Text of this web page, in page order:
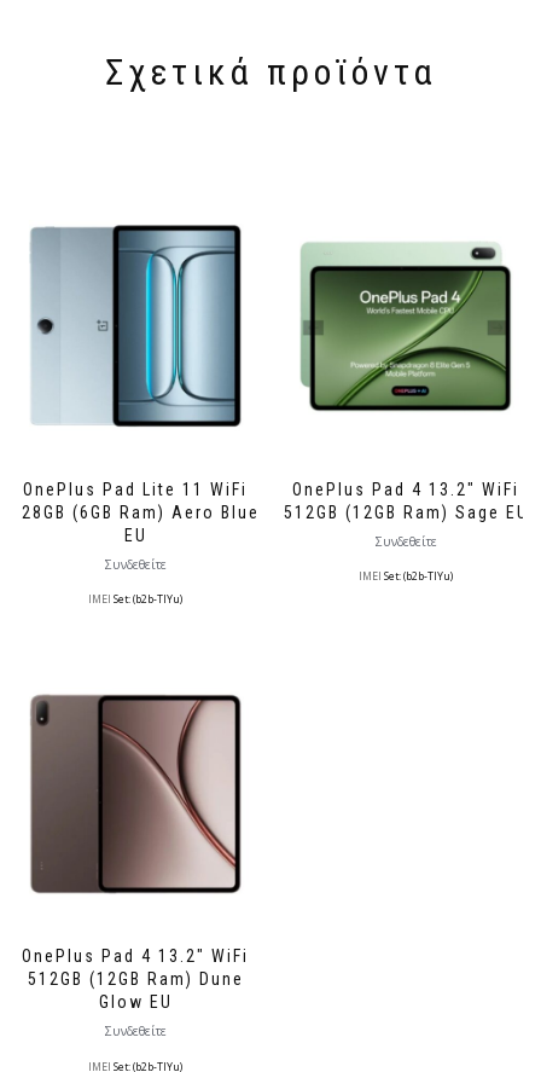
Σχετικά προϊόντα
OnePlus Pad Lite 11 WiFi
128GB (6GB Ram) Aero Blue
EU
Συνδεθείτε
IMEI Set: (b2b-TlYu)
OnePlus Pad 4 13.2″ WiFi
512GB (12GB Ram) Sage EU
Συνδεθείτε
IMEI Set: (b2b-TlYu)
OnePlus Pad 4 13.2″ WiFi
512GB (12GB Ram) Dune
Glow EU
Συνδεθείτε
IMEI Set: (b2b-TlYu)